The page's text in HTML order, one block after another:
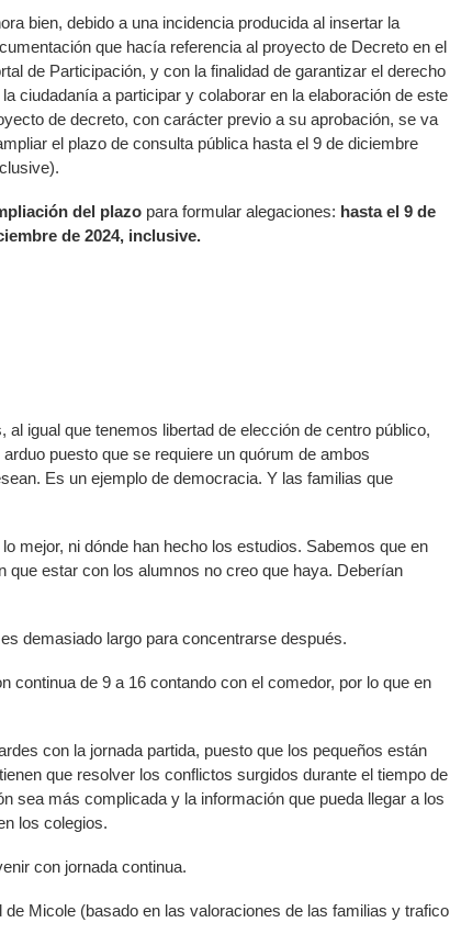
bien, debido a una incidencia producida al insertar la
que hacía referencia al proyecto de Decreto en el
de Participación, y con la finalidad de garantizar el derecho
la ciudadanía a participar y colaborar en la elaboración de este
de decreto, con carácter previo a su aprobación, se va
el plazo de consulta pública hasta el 9 de diciembre
del plazo para formular alegaciones: hasta el 9 de
de 2024, inclusive.
igual que tenemos libertad de elección de centro público,
puesto que se requiere un quórum de ambos
Es un ejemplo de democracia. Y las familias que
mejor, ni dónde han hecho los estudios. Sabemos que en
estar con los alumnos no creo que haya. Deberían
demasiado largo para concentrarse después.
continua de 9 a 16 contando con el comedor, por lo que en
con la jornada partida, puesto que los pequeños están
que resolver los conflictos surgidos durante el tiempo de
sea más complicada y la información que pueda llegar a los
los colegios.
con jornada continua.
Micole (basado en las valoraciones de las familias y trafico